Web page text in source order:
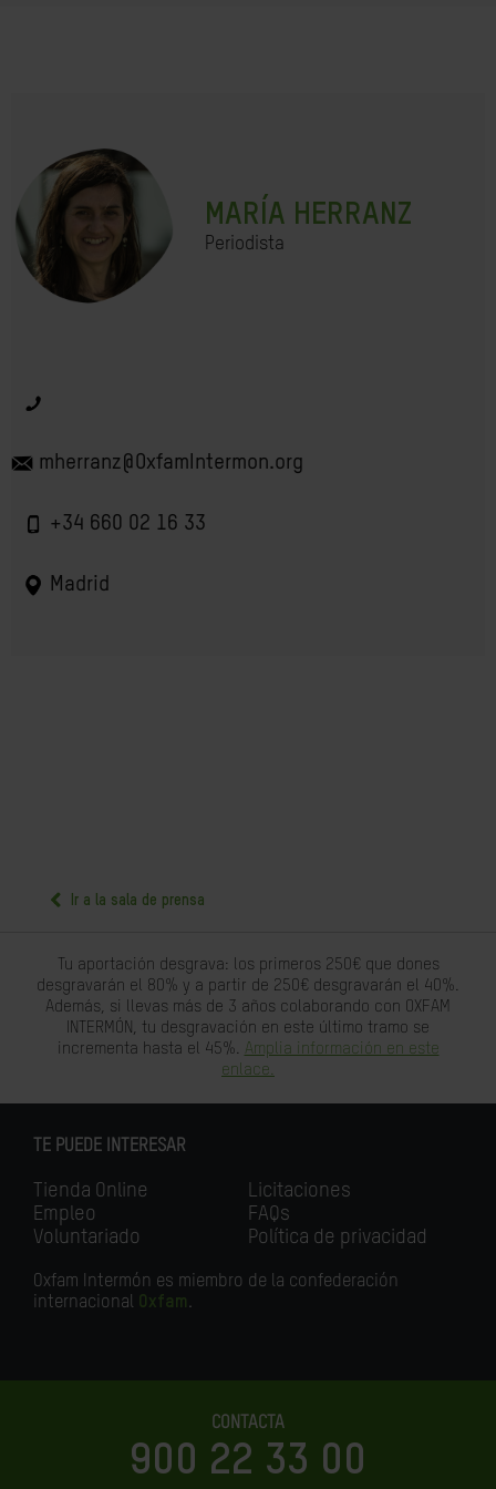
MARÍA HERRANZ
Periodista
mherranz@OxfamIntermon.org
+34 660 02 16 33
Madrid
Ir a la sala de prensa
Tu aportación desgrava: los primeros 250€ que dones
desgravarán el 80% y a partir de 250€ desgravarán el 40%.
Además, si llevas más de 3 años colaborando con OXFAM
INTERMÓN, tu desgravación en este último tramo se
incrementa hasta el 45%. Amplia información en este
enlace.
TE PUEDE INTERESAR
Tienda Online
Empleo
Voluntariado
Licitaciones
FAQs
Política de privacidad
Oxfam Intermón es miembro de la confederación
internacional Oxfam.
CONTACTA
900 22 33 00